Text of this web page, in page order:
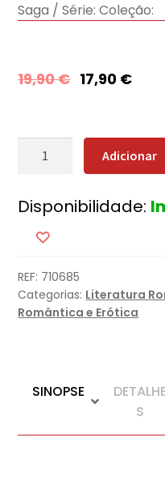
Saga / Série: Coleção:
19,90€ 17,90 €
Quantidade
Perfeita
Adicionar
Disponibilidade:
REF: 710685
Categorias: Literatura
Romântica e Erótica
SINOPSE
DETALHE
S